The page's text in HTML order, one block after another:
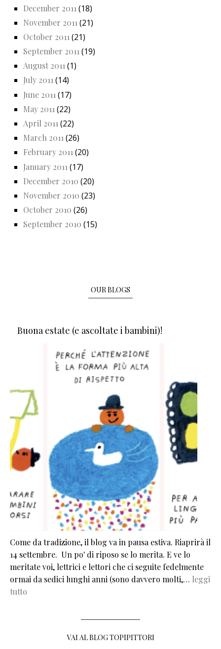
December 2011 (18)
November 2011 (21)
October 2011 (21)
September 2011 (19)
August 2011(1)
July 2011(14)
June 2011 (17)
May 2011 (22)
April 2011 (22)
March 2011(26)
February 2011(20)
January 2011 (17)
December 2010 (20)
November 2010 (23)
October 2010 (26)
September 2010 (15)
OUR BLOGS
Buona estate (e ascoltate i bambini)!
Come da tradizione, il blog va in pausa estiva. Riaprirà il
14 settembre. Un po' di riposo se lo merita. E ve lo
meritate voi, lettrici e lettori che ci seguite fedelmente
ormai da sedici lunghi anni (sono davvero molti,… leggi
tutto
VAI AL BLOG TOPIPITTORI